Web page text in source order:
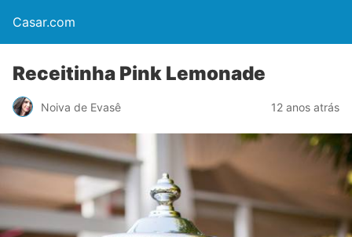
Casar.com
Receitinha Pink Lemonade
Noiva de Evasê 12 anos atrás